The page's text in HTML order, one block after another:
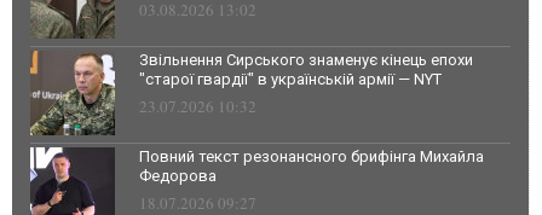
03.08.2026 13:02
Звільнення Сирського знаменує кінець епохи
"старої гвардії" в українській армії — NYT
23.07.2026 10:32
Повний текст резонансного брифінга Михайла
Федорова
18.07.2026 09:27